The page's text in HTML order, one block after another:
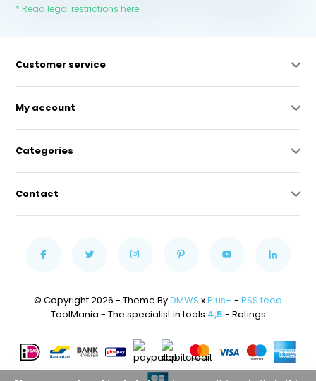
* Read legal restrictions here
Customer service
My account
Categories
Contact
© Copyright 2026 - Theme ByDMWS xPlus+ - RSS feed
ToolMania - The specialist in tools 4,5 - Ratings